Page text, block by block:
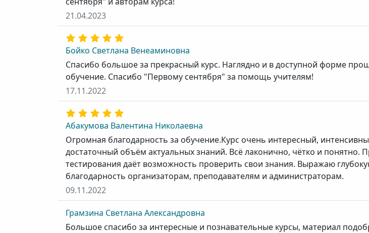
21.04.2023
Бойко Светлана Венеаминовна
Спасибо большое за прекрасный курс. Наглядно и в доступной форме
обучение. Спасибо "Первому сентября" за помощь учителям!
17.11.2022
Абакумова Валентина Николаевна
Огромная благодарность за обучение.Курс очень интересный,
достаточный объём актуальных знаний. Всё лаконично, чётко и понятно.
тестирования даёт возможность проверить свои знания. Выражаю
благодарность организаторам, преподавателям и администраторам.
09.11.2022
Грамзина Светлана Александровна
Большое спасибо за интересные и познавательные курсы, материал